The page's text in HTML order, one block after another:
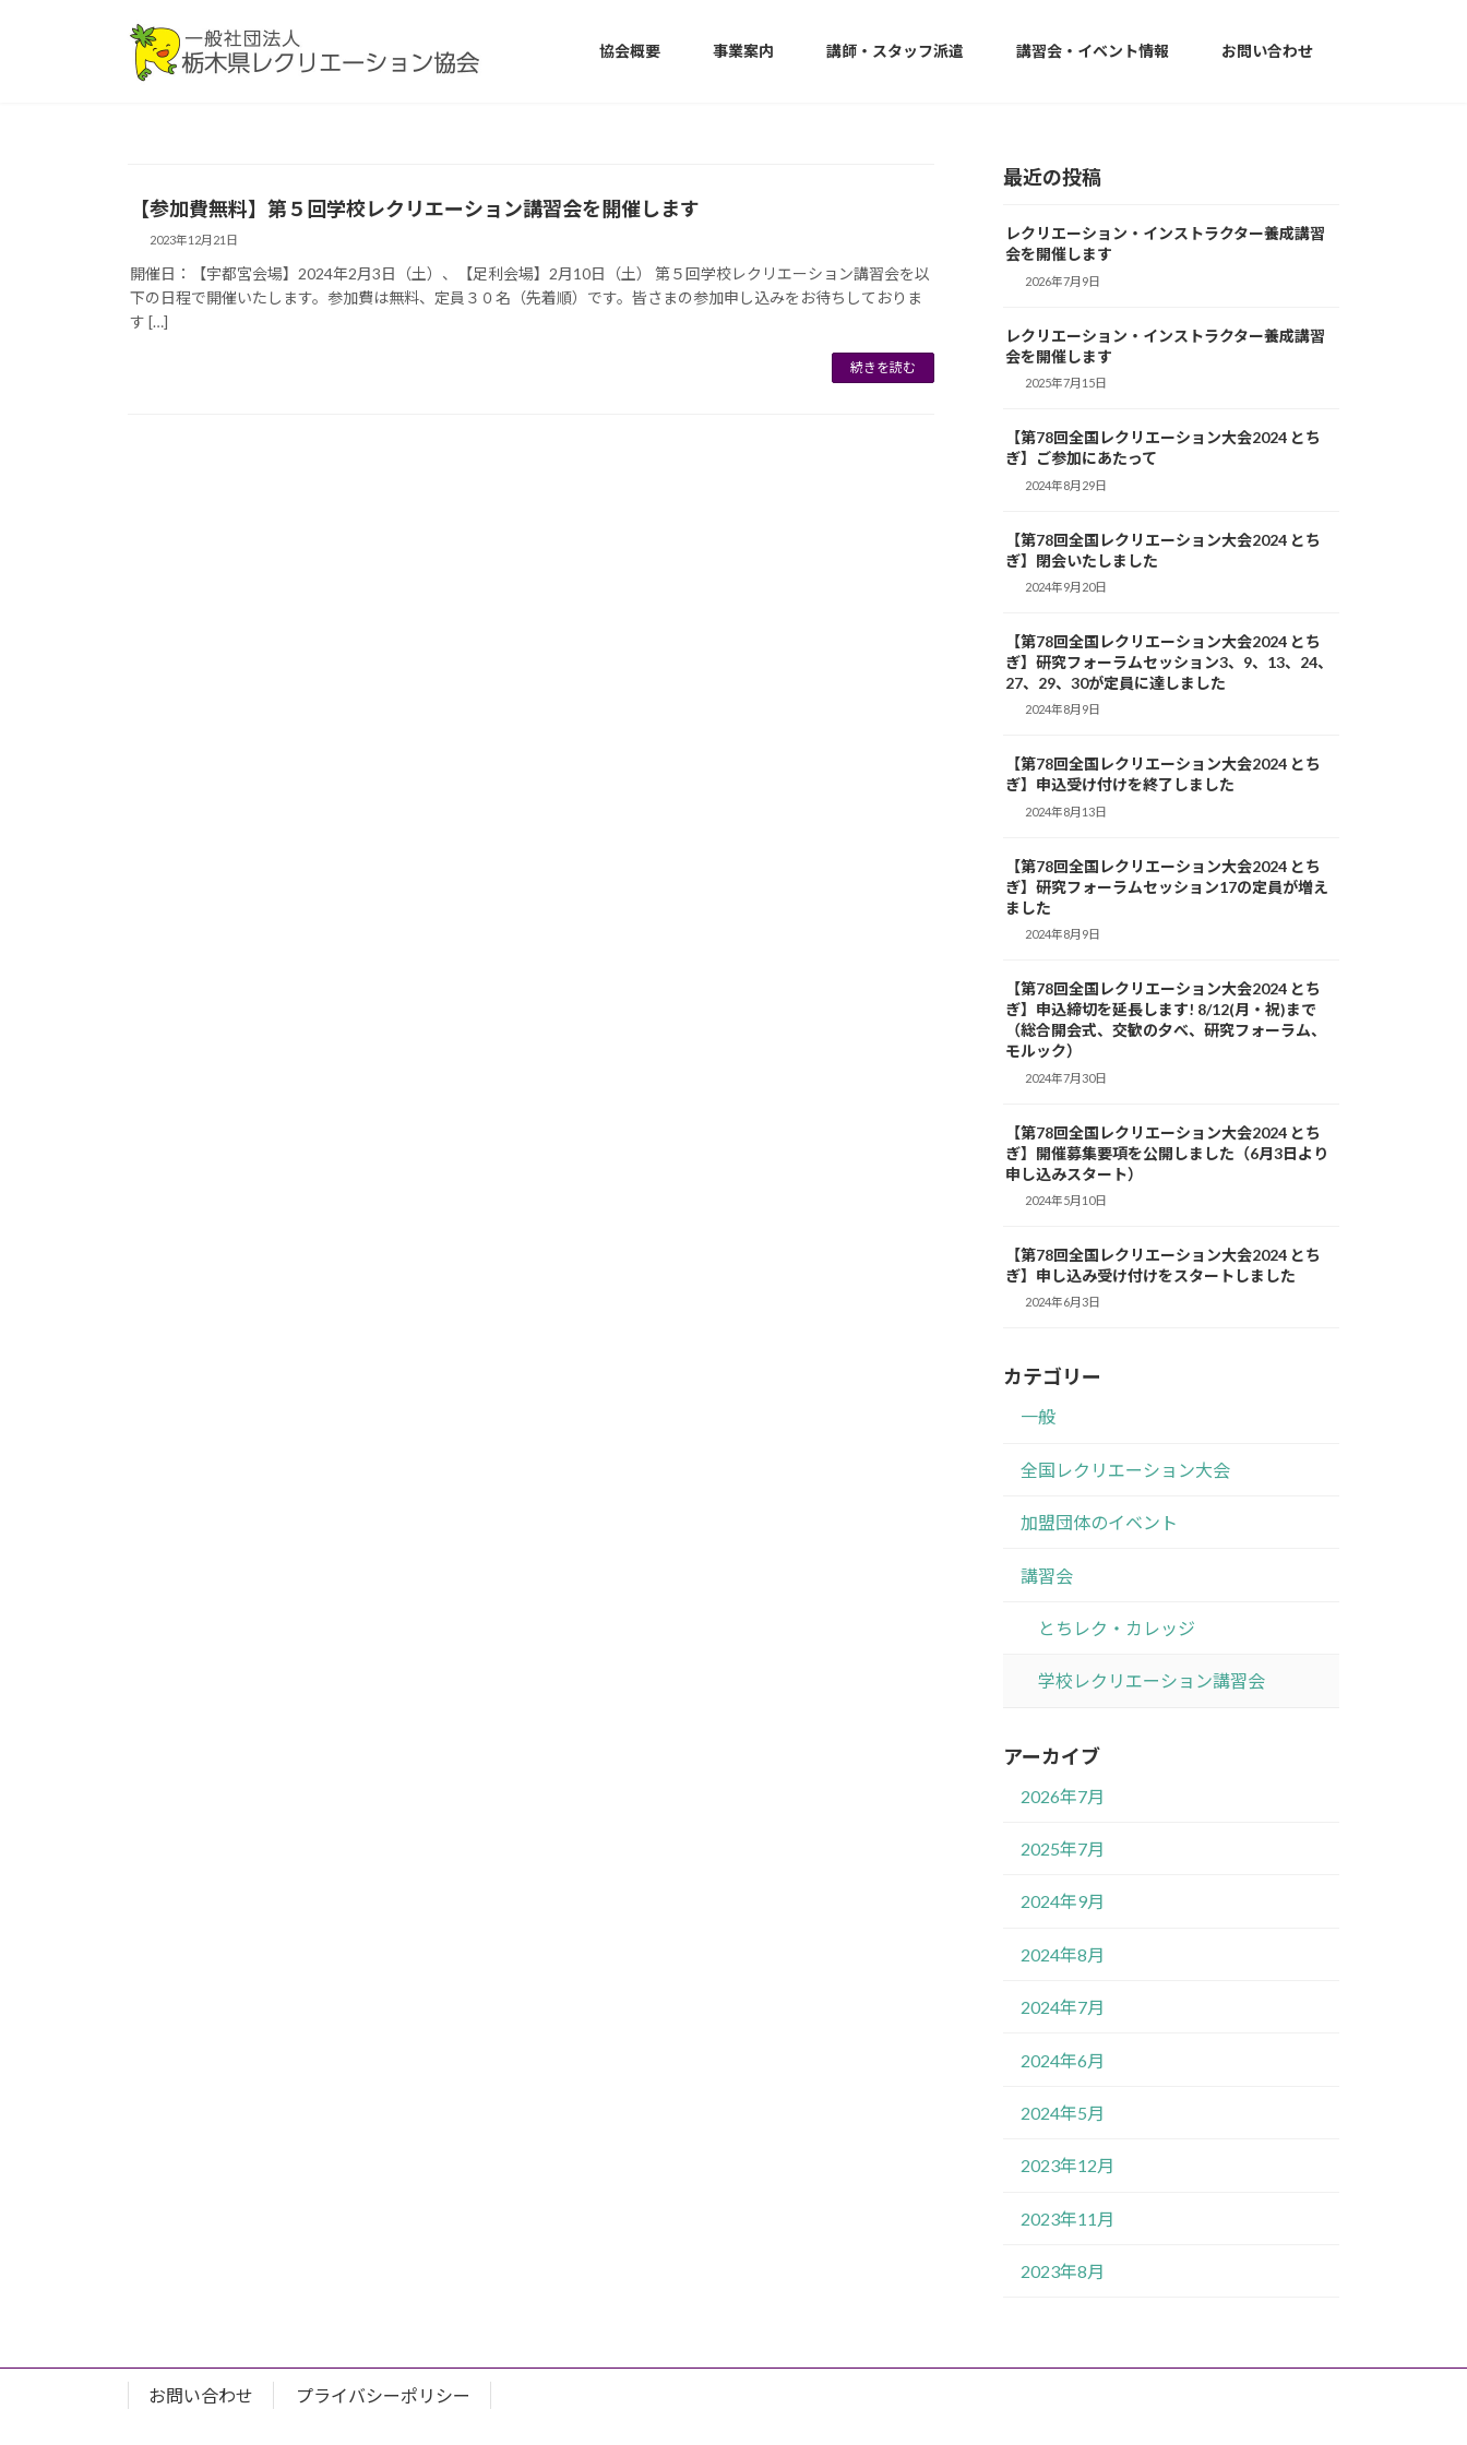
協会概要 事業案内 講師・スタッフ派遣 講習会・イベント情報 お問い合わせ
【参加費無料】第５回学校レクリエーション講習会を開催します
2023年12月21日
開催日：【宇都宮会場】2024年2月3日（土）、【足利会場】2月10日（土） 第５回学校レクリエーション講習会を以
下の日程で開催いたします。参加費は無料、定員３０名（先着順）です。皆さまの参加申し込みをお待ちしておりま
す […]
続きを読む
最近の投稿
レクリエーション・インストラクター養成講習
会を開催します
2026年7月9日
レクリエーション・インストラクター養成講習
会を開催します
2025年7月15日
【第78回全国レクリエーション大会2024 とち
ぎ】ご参加にあたって
2024年8月29日
【第78回全国レクリエーション大会2024 とち
ぎ】閉会いたしました
2024年9月20日
【第78回全国レクリエーション大会2024 とち
ぎ】研究フォーラムセッション3、9、13、24、
27、29、30が定員に達しました
2024年8月9日
【第78回全国レクリエーション大会2024 とち
ぎ】申込受け付けを終了しました
2024年8月13日
【第78回全国レクリエーション大会2024 とち
ぎ】研究フォーラムセッション17の定員が増え
ました
2024年8月9日
【第78回全国レクリエーション大会2024 とち
ぎ】申込締切を延長します! 8/12(月・祝)まで
（総合開会式、交歓の夕べ、研究フォーラム、
モルック）
2024年7月30日
【第78回全国レクリエーション大会2024 とち
ぎ】開催募集要項を公開しました（6月3日より
申し込みスタート）
2024年5月10日
【第78回全国レクリエーション大会2024 とち
ぎ】申し込み受け付けをスタートしました
2024年6月3日
カテゴリー
一般
全国レクリエーション大会
加盟団体のイベント
講習会
とちレク・カレッジ
学校レクリエーション講習会
アーカイブ
2026年7月
2025年7月
2024年9月
2024年8月
2024年7月
2024年6月
2024年5月
2023年12月
2023年11月
2023年8月
お問い合わせ プライバシーポリシー